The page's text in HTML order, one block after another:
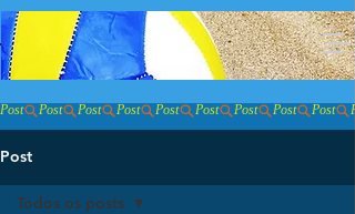
ACADEMIA DO VÔLEI
Buscar
Post
Post
Todos os posts